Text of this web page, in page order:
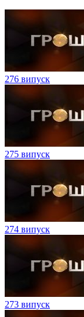
276 випуск
275 випуск
274 випуск
273 випуск